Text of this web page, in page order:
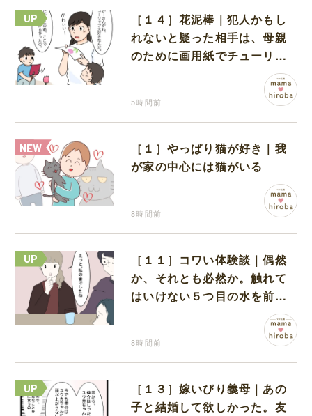
［１４］花泥棒｜犯人かもし
れないと疑った相手は、母親
のために画用紙でチューリッ
プを作っていただけだった
5時間前
［１］やっぱり猫が好き｜我
が家の中心には猫がいる
8時間前
［１１］コワい体験談｜偶然
か、それとも必然か。触れて
はいけない５つ目の水を前に
8時間前
［１３］嫁いびり義母｜あの
子と結婚して欲しかった。友